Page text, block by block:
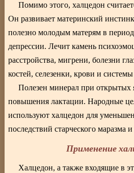
Помимо этого, халцедон
Он развивает материнский
полезно молодым матерям в
депрессии. Лечит камень
расстройства, мигрени, болезни
костей, селезенки, крови и
Полезен минерал при открытых
повышения лактации. Народные
используют халцедон для
последствий старческого маразма
Применение
Халцедон, а также входящие в